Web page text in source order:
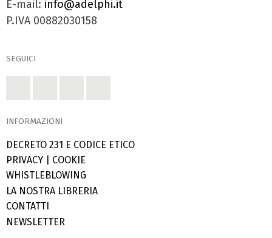
E-mail: info@adelphi.it
P.IVA 00882030158
SEGUICI
INFORMAZIONI
DECRETO 231 E CODICE ETICO
PRIVACY
COOKIE
WHISTLEBLOWING
LA NOSTRA LIBRERIA
CONTATTI
NEWSLETTER